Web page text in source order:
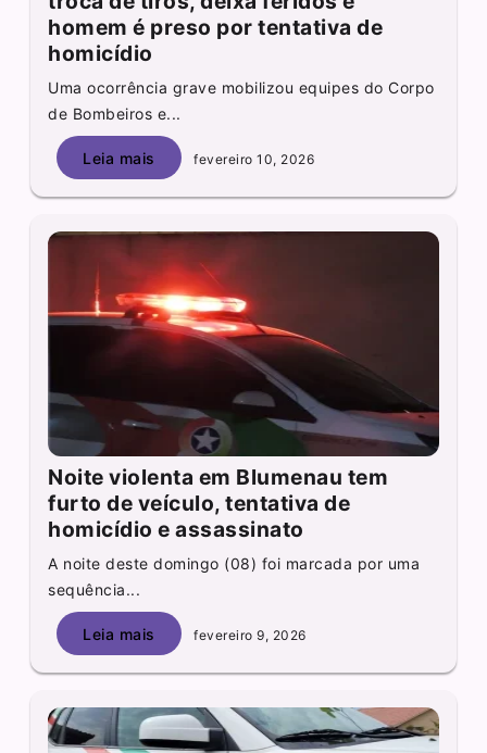
homem é preso por tentativa de
homicídio
Uma ocorrência grave mobilizou equipes do Corpo
de Bombeiros e...
Leia mais fevereiro 10, 2026
Noite violenta em Blumenau tem
furto de veículo, tentativa de
homicídio e assassinato
A noite deste domingo (08) foi marcada por uma
sequência...
Leia mais fevereiro 9, 2026